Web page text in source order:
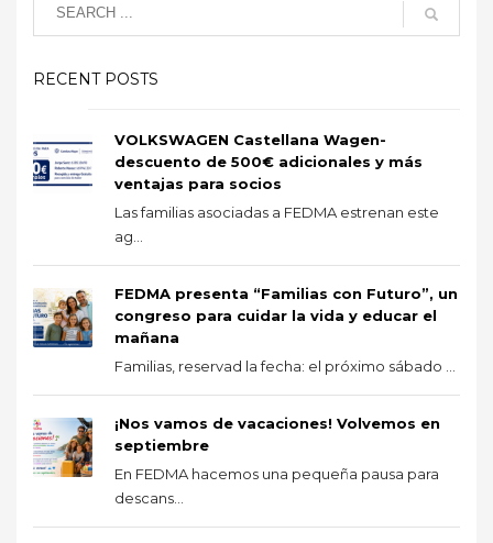
RECENT POSTS
VOLKSWAGEN Castellana Wagen-
descuento de 500€ adicionales y más
ventajas para socios
Las familias asociadas a FEDMA estrenan este
ag...
FEDMA presenta “Familias con Futuro”, un
congreso para cuidar la vida y educar el
mañana
Familias, reservad la fecha: el próximo sábado ...
¡Nos vamos de vacaciones! Volvemos en
septiembre
En FEDMA hacemos una pequeña pausa para
descans...